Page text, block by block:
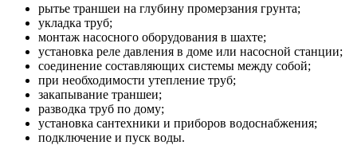
рытье траншеи на глубину промерзания грунта;
укладка труб;
монтаж насосного оборудования в шахте;
установка реле давления в доме или насосной станции;
соединение составляющих системы между собой;
при необходимости утепление труб;
закапывание траншеи;
разводка труб по дому;
установка сантехники и приборов водоснабжения;
подключение и пуск воды.